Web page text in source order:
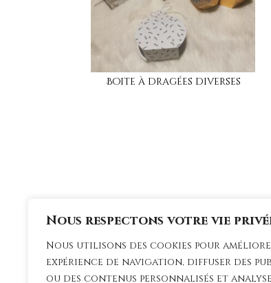
Nous respectons votre vie
Nous utilisons des cookies pour
expérience de navigation, diffuser des
ou des contenus personnalisés et
Boite à dragées diverses